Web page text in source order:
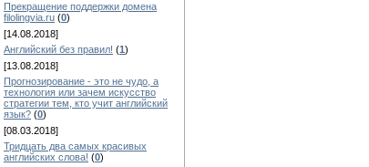
Прекращение поддержки домена
filolingvia.ru (0)
[14.08.2018]
Английский без правил! (1)
[13.08.2018]
Прогнозирование - это не чудо, а
технология или зачем искусство
стратегии тем, кто учит английский
язык? (0)
[08.03.2018]
Тридцать два самых красивых
английских слова! (0)